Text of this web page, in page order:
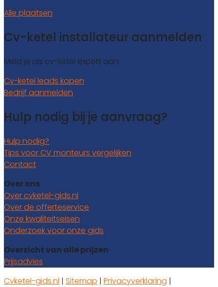
Alle plaatsen
Cv-ketel installateur aanmelden
Meld je als cv-ketel expert aan.
Cv-ketel leads kopen
Bedrijf aanmelden
Hulp nodig bij je aanvraag?
Hulp nodig?
Tips voor CV monteurs vergelijken
Contact
Over ons
Over cvketel-gids.nl
Over de offerteservice
Onze kwaliteitseisen
Onderzoek voor onze gids
Overzicht van alle prijzen
Prijsadvies
Cvketel-gids.nl | Sitemap | Privacyverklaring |